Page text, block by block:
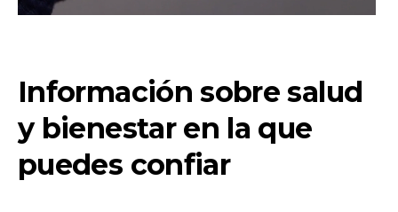
Información sobre salud
y bienestar en la que
puedes confiar